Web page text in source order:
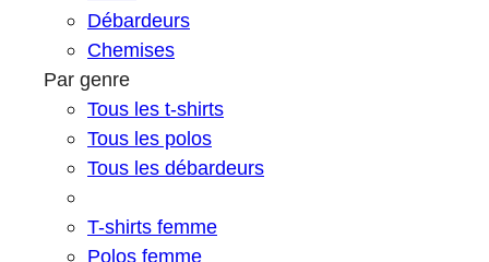
Débardeurs
Chemises
Par genre
Tous les t-shirts
Tous les polos
Tous les débardeurs
T-shirts femme
Polos femme